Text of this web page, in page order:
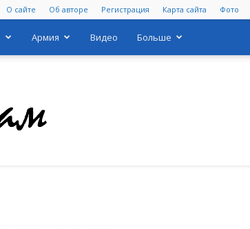
О сайте Об авторе Регистрация Карта сайта Фото
Армия Видео Больше